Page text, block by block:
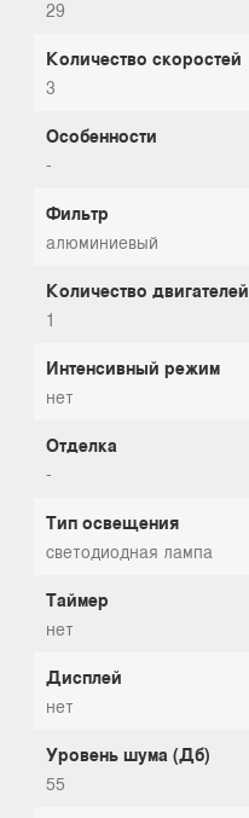
29
Количество скоростей
3
Особенности
-
Фильтр
алюминиевый
Количество двигателей
1
Интенсивный режим
нет
Отделка
-
Тип освещения
светодиодная лампа
Таймер
нет
Дисплей
нет
Уровень шума (Дб)
55